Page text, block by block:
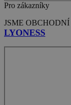
Pro zákazníky
JSME
LYONESS